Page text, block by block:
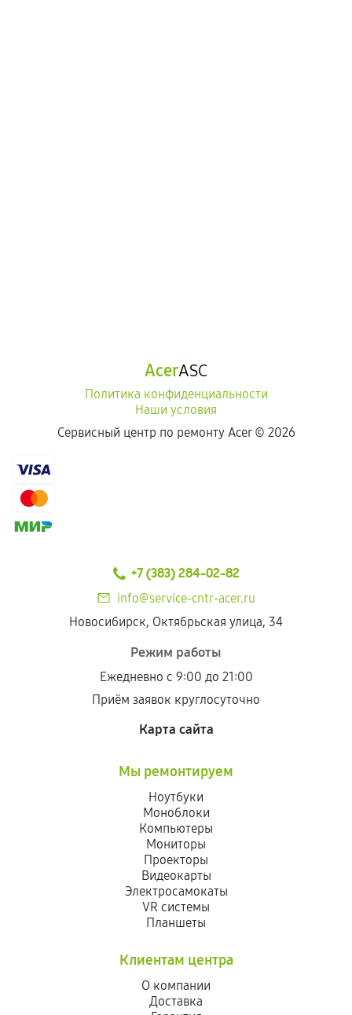
AcerASC
Политика конфиденциальности
Наши условия
Сервисный центр по ремонту Acer © 2026
+7 (383) 284-02-82
info@service-cntr-acer.ru
Новосибирск, Октябрьская улица, 34
Режим работы
Ежедневно с 9:00 до 21:00
Приём заявок круглосуточно
Карта сайта
Мы ремонтируем
Ноутбуки
Моноблоки
Компьютеры
Мониторы
Проекторы
Видеокарты
Электросамокаты
VR системы
Планшеты
Клиентам центра
О компании
Доставка